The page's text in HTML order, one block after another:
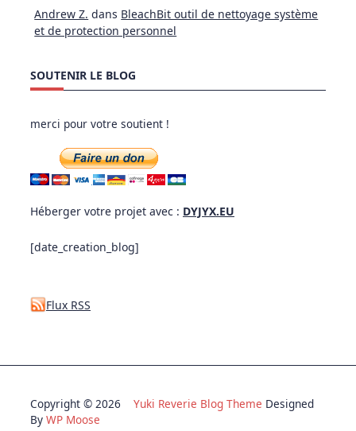
Andrew Z. dans BleachBit outil de nettoyage système
et de protection personnel
SOUTENIR LE BLOG
merci pour votre soutient !
Héberger votre projet avec : DYJYX.EU
[date_creation_blog]
Flux RSS
Copyright © 2026 Yuki Reverie Blog Theme Designed
By WP Moose